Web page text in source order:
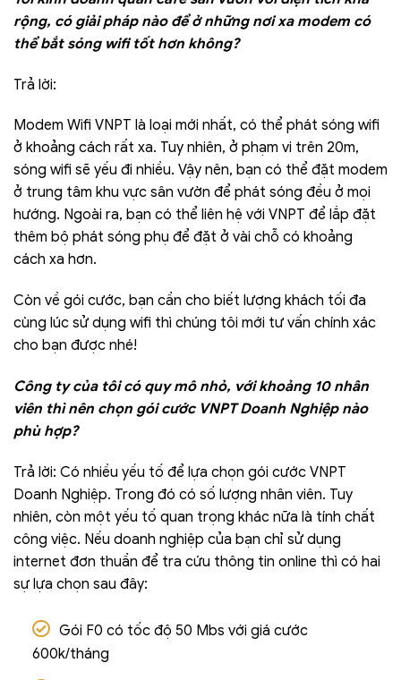
rộng, có giải pháp nào để ở những nơi xa modem có
thể bắt sóng wifi tốt hơn không?
Trả lời:
Modem Wifi VNPT là loại mới nhất, có thể phát sóng wifi
ở khoảng cách rất xa. Tuy nhiên, ở phạm vi trên 20m,
sóng wifi sẽ yếu đi nhiều. Vậy nên, bạn có thể đặt modem
ở trung tâm khu vực sân vườn để phát sóng đều ở mọi
hướng. Ngoài ra, bạn có thể liên hệ với VNPT để lắp đặt
thêm bộ phát sóng phụ để đặt ở vài chỗ có khoảng
cách xa hơn.
Còn về gói cước, bạn cần cho biết lượng khách tối đa
cùng lúc sử dụng wifi thì chúng tôi mới tư vấn chính xác
cho bạn được nhé!
Công ty của tôi có quy mô nhỏ, với khoảng 10 nhân
viên thì nên chọn gói cước VNPT Doanh Nghiệp nào
phù hợp?
Trả lời: Có nhiều yếu tố để lựa chọn gói cước VNPT
Doanh Nghiệp. Trong đó có số lượng nhân viên. Tuy
nhiên, còn một yếu tố quan trọng khác nữa là tính chất
công việc. Nếu doanh nghiệp của bạn chỉ sử dụng
internet đơn thuần để tra cứu thông tin online thì có hai
sự lựa chọn sau đây:
Gói F0 có tốc độ 50 Mbs với giá cước
600k/tháng